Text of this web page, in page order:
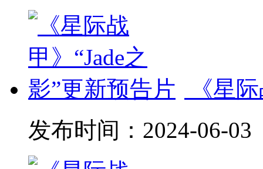
《星
发布时间： 2024-06-03